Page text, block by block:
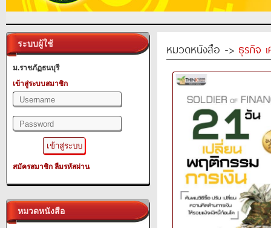
ระบบผู้ใช้
ม.ราชภัฏธนบุรี
เข้าสู่ระบบสมาชิก
สมัครสมาชิก ลืมรหัสผ่าน
หมวดหนังสือ
หมวดหนังสือ -> ธุรกิจ